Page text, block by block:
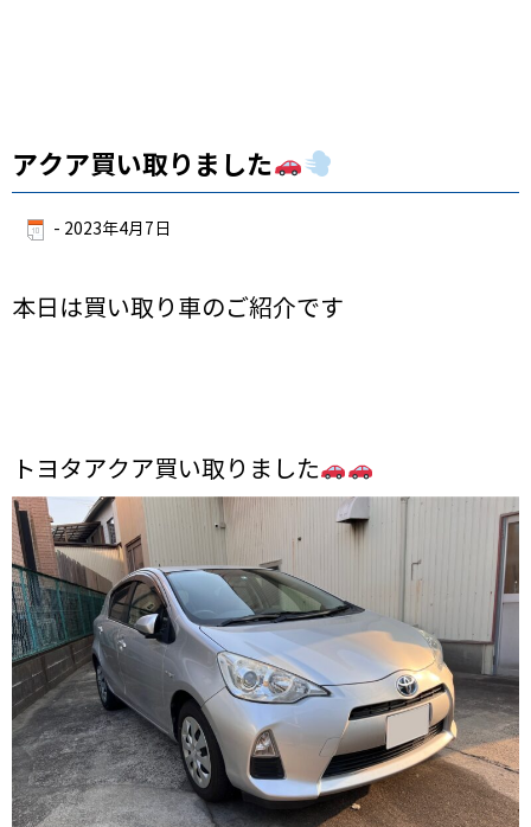
アクア買い取りました
- 2023年4月7日
本日は買い取り車のご紹介です
トヨタアクア買い取りました